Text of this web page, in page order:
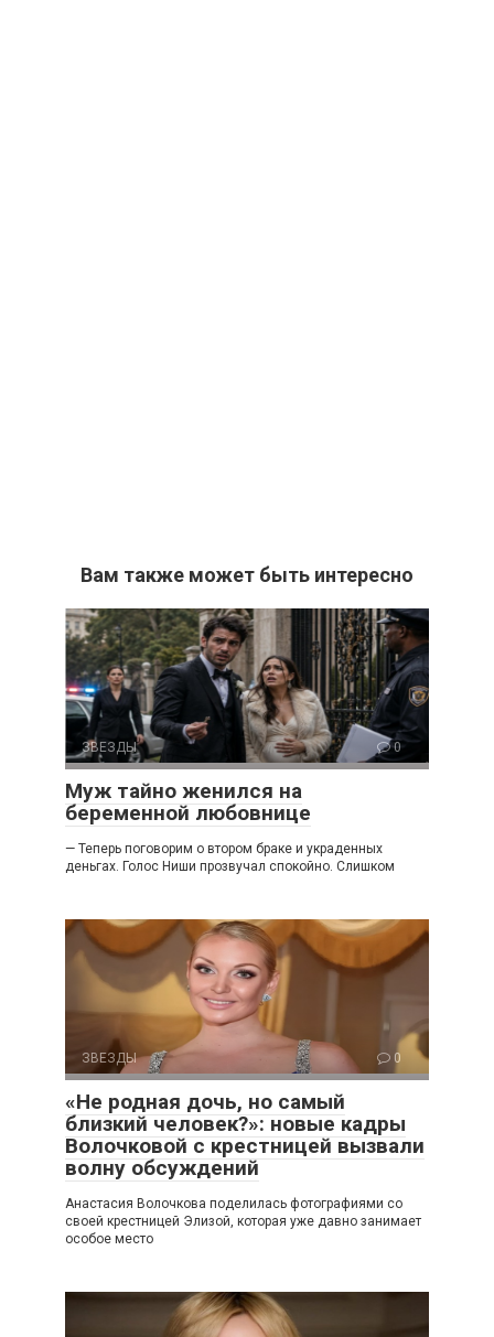
Вам также может быть интересно
ЗВЕЗДЫ 0
Муж тайно женился на
беременной любовнице
— Теперь поговорим о втором браке и украденных
деньгах. Голос Ниши прозвучал спокойно. Слишком
ЗВЕЗДЫ 0
«Не родная дочь, но самый
близкий человек?»: новые кадры
Волочковой с крестницей вызвали
волну обсуждений
Анастасия Волочкова поделилась фотографиями со
своей крестницей Элизой, которая уже давно занимает
особое место